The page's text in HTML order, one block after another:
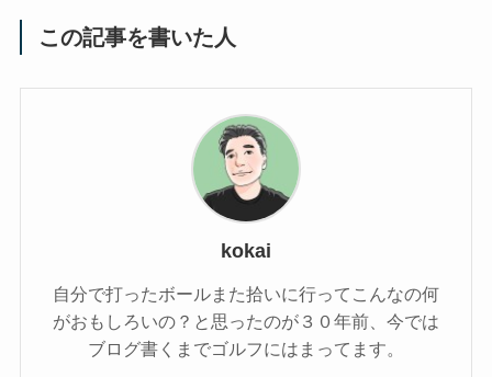
この記事を書いた人
kokai
自分で打ったボールまた拾いに行ってこんなの何
がおもしろいの？と思ったのが３０年前、今では
ブログ書くまでゴルフにはまってます。